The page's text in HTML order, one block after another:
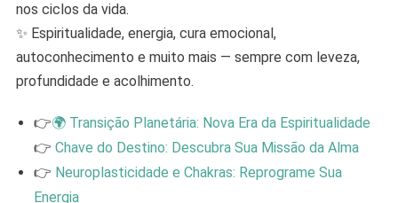
nos ciclos da vida.
✨ Espiritualidade, energia, cura emocional,
autoconhecimento e muito mais — sempre com leveza,
profundidade e acolhimento.
👉🌍 Transição Planetária: Nova Era da Espiritualidade
👉 Chave do Destino: Descubra Sua Missão da Alma
👉 Neuroplasticidade e Chakras: Reprograme Sua
Energia